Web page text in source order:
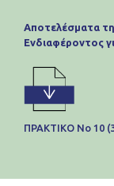
Αποτελέσματα
Ενδιαφέροντος
ΠΡΑΚΤΙΚΟ Νο 10